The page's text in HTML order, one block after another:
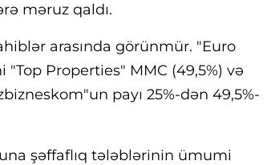
məruz qaldı.
arasında görünmür. "Euro
"Top Properties" MMC (49,5%) və
payı 25%-dən 49,5%-
şəffaflıq tələblərinin ümumi